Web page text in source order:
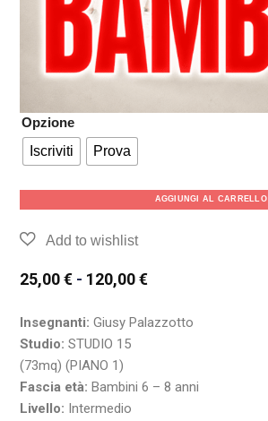
Opzione
Iscriviti
Prova
AGGIUNGI AL CARRELLO
25,00€ - 120,00€
Insegnanti: Giusy Palazzotto
Studio: STUDIO 15
(73mq) (PIANO 1)
Fascia età: Bambini 6 – 8 anni
Livello: Intermedio